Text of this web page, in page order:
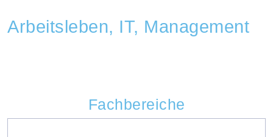
Arbeitsleben, IT, Management
Fachbereiche